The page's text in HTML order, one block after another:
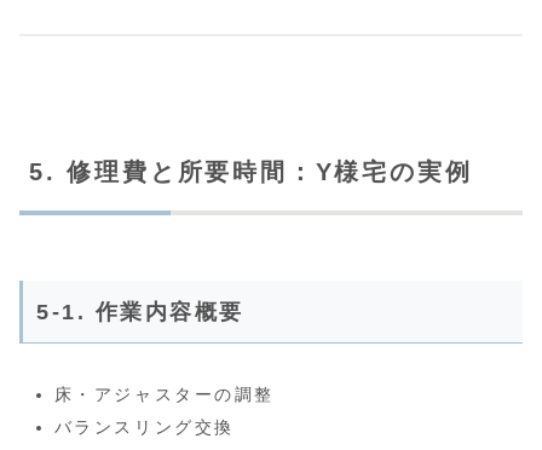
5. 修理費と所要時間：Y様宅の実例
5-1. 作業内容概要
床・アジャスターの調整
バランスリング交換